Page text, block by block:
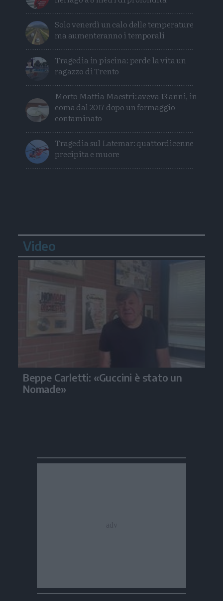
Solo venerdì un calo delle temperature
ma aumenteranno i temporali
Tragedia in piscina: perde la vita un
ragazzo di Trento
Morto Mattia Maestri: aveva 13 anni, in
coma dal 2017 dopo un formaggio
contaminato
Tragedia sul Latemar: quattordicenne
precipita e muore
Video
Beppe Carletti: «Guccini è stato un
Nomade»